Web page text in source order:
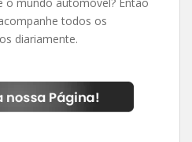
todos os
diariamente.